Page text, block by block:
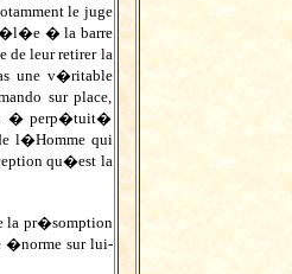
le juge
� la barre
de leur retirer la
une v�ritable
sur place,
� perp�tuit�
l�Homme qui
qu�est la
la pr�somption
�norme sur lui-